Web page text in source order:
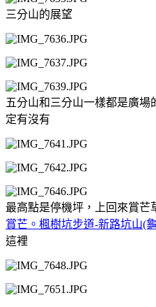
三分山的展望
五分山和三分山一樣都是廣
定有沒有
最高點是停機坪，上回來賞芒
賞芒。楓樹坑步道-新路坑山(
這裡